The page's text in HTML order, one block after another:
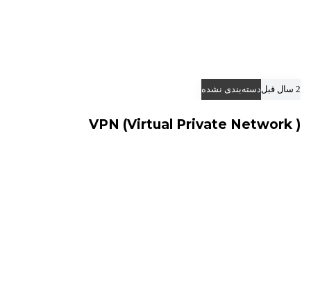
2 سال قبل دسته‌بندی نشده
VPN (Virtual Private Network )